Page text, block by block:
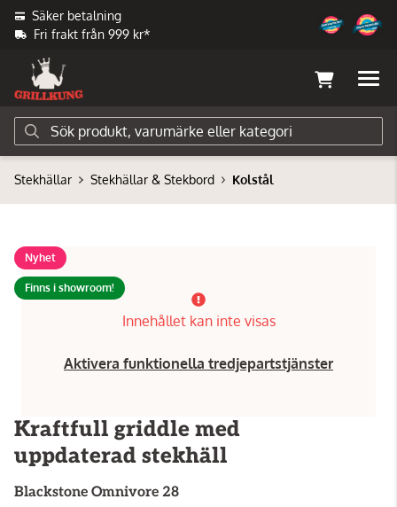
Säker betalning
Fri frakt från 999 kr*
Stekhällar Stekhällar & Stekbord Kolstål
Nyhet
Finns i showroom!
Innehållet kan inte visas
Aktivera funktionella tredjepartstjänster
Kraftfull griddle med
uppdaterad stekhäll
Blackstone Omnivore 28